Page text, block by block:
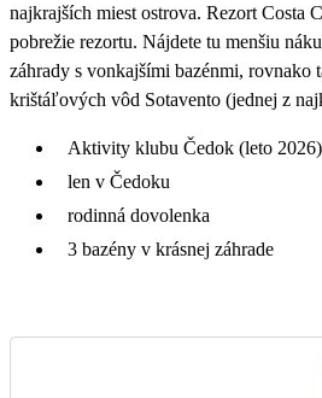
najkrajších miest ostrova. Rezort Costa
pobrežie rezortu. Nájdete tu menšiu
záhrady s vonkajšími bazénmi,
krištáľových vôd Sotavento (jednej z
Aktivity klubu Čedok (leto 2026)
len v Čedoku
rodinná dovolenka
3 bazény v krásnej záhrade